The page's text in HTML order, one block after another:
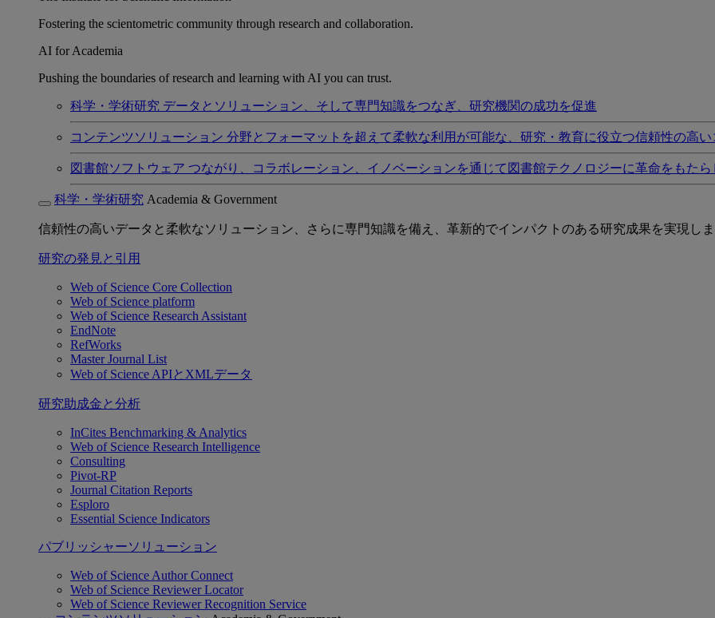
Fostering the scientometric community through research and collaboration.
AI for Academia
Pushing the boundaries of research and learning with AI you can trust.
科学・学術研究 データとソリューション、そして専門知識をつなぎ、研究機関の成功を促進
コンテンツソリューション 分野とフォーマットを超えて柔軟な利用が可能な、研究・教育に役立つ信頼性の高い
図書館ソフトウェア つながり、コラボレーション、イノベーションを通じて図書館テクノロジーに革命をもたら
科学・学術研究 Academia & Government
信頼性の高いデータと柔軟なソリューション、さらに専門知識を備え、革新的でインパクトのある研究成果を実現しま
研究の発見と引用
Web of Science Core Collection
Web of Science platform
Web of Science Research Assistant
EndNote
RefWorks
Master Journal List
Web of Science APIとXMLデータ
研究助成金と分析
InCites Benchmarking & Analytics
Web of Science Research Intelligence
Consulting
Pivot-RP
Journal Citation Reports
Esploro
Essential Science Indicators
パブリッシャーソリューション
Web of Science Author Connect
Web of Science Reviewer Locator
Web of Science Reviewer Recognition Service